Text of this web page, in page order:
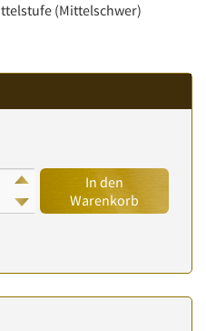
(Mittelschwer)
In den
Warenkorb